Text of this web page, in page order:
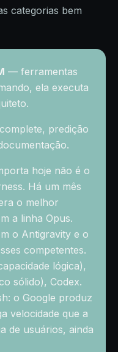
categorias bem
— ferramentas
ela executa
predição
hoje não é o
Há um mês
o melhor
a linha Opus.
o Antigravity e o
competentes.
lógica),
sólido), Codex.
o Google produz
velocidade que a
de usuários, ainda